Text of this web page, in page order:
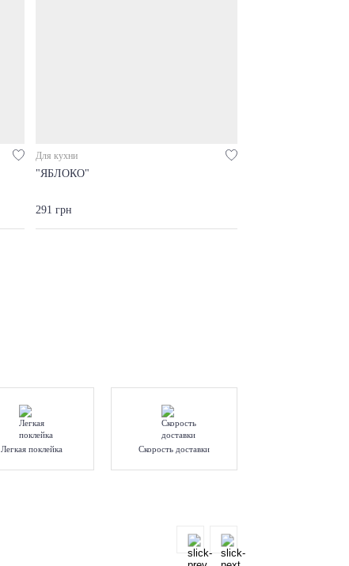
Для кухни
"ЯБЛОКО"
291 грн
Легкая поклейка Скорость доставки